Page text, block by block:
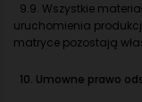
9.9. Wszystkie
uruchomienia
matryce pozostają
10. Umowne prawo